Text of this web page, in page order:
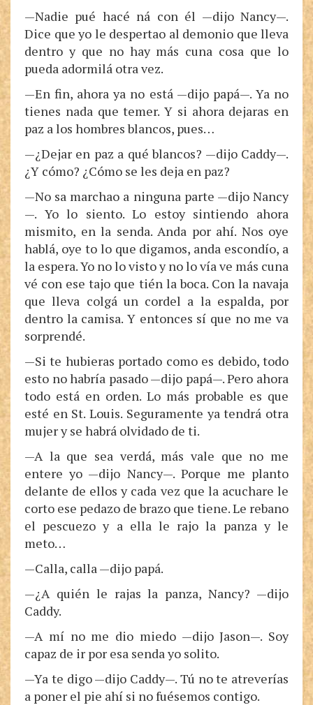
—Nadie pué hacé ná con él —dijo Nancy—.
Dice que yo le despertao al demonio que lleva
dentro y que no hay más cuna cosa que lo
pueda adormilá otra vez.
—En fin, ahora ya no está —dijo papá—. Ya no
tienes nada que temer. Y si ahora dejaras en
paz a los hombres blancos, pues…
—¿Dejar en paz a qué blancos? —dijo Caddy—.
¿Y cómo? ¿Cómo se les deja en paz?
—No sa marchao a ninguna parte —dijo Nancy
—. Yo lo siento. Lo estoy sintiendo ahora
mismito, en la senda. Anda por ahí. Nos oye
hablá, oye to lo que digamos, anda escondío, a
la espera. Yo no lo visto y no lo vía ve más cuna
vé con ese tajo que tién la boca. Con la navaja
que lleva colgá un cordel a la espalda, por
dentro la camisa. Y entonces sí que no me va
sorprendé.
—Si te hubieras portado como es debido, todo
esto no habría pasado —dijo papá—. Pero ahora
todo está en orden. Lo más probable es que
esté en St. Louis. Seguramente ya tendrá otra
mujer y se habrá olvidado de ti.
—A la que sea verdá, más vale que no me
entere yo —dijo Nancy—. Porque me planto
delante de ellos y cada vez que la acuchare le
corto ese pedazo de brazo que tiene. Le rebano
el pescuezo y a ella le rajo la panza y le
meto…
—Calla, calla —dijo papá.
—¿A quién le rajas la panza, Nancy? —dijo
Caddy.
—A mí no me dio miedo —dijo Jason—. Soy
capaz de ir por esa senda yo solito.
—Ya te digo —dijo Caddy—. Tú no te atreverías
a poner el pie ahí si no fuésemos contigo.